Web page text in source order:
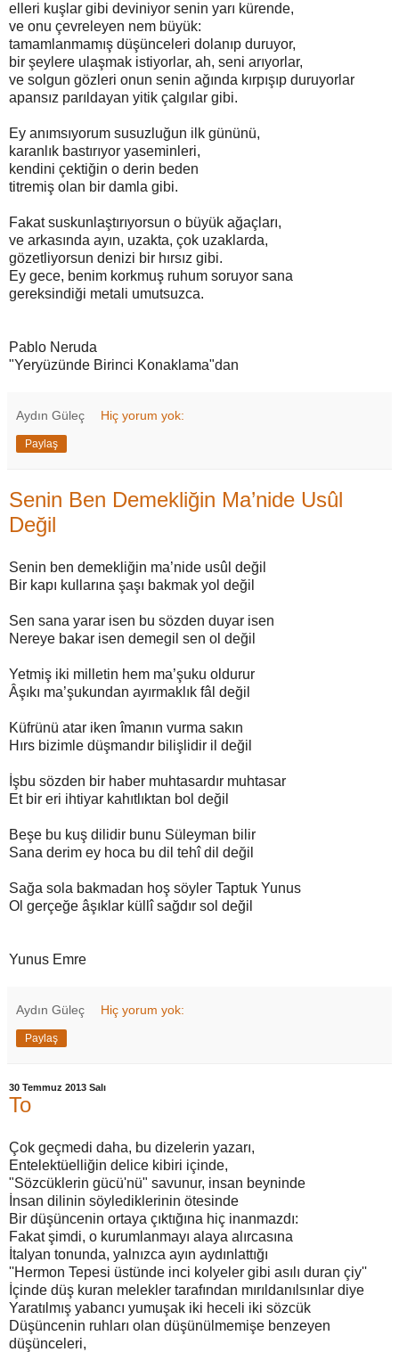
elleri kuşlar gibi deviniyor senin yarı kürende,
ve onu çevreleyen nem büyük:
tamamlanmamış düşünceleri dolanıp duruyor,
bir şeylere ulaşmak istiyorlar, ah, seni arıyorlar,
ve solgun gözleri onun senin ağında kırpışıp duruyorlar
apansız parıldayan yitik çalgılar gibi.
Ey anımsıyorum susuzluğun ilk gününü,
karanlık bastırıyor yaseminleri,
kendini çektiğin o derin beden
titremiş olan bir damla gibi.
Fakat suskunlaştırıyorsun o büyük ağaçları,
ve arkasında ayın, uzakta, çok uzaklarda,
gözetliyorsun denizi bir hırsız gibi.
Ey gece, benim korkmuş ruhum soruyor sana
gereksindiği metali umutsuzca.
Pablo Neruda
"Yeryüzünde Birinci Konaklama"dan
Aydın Güleç Hiç yorum yok:
Paylaş
Senin Ben Demekliğin Ma’nide Usûl
Değil
Senin ben demekliğin ma’nide usûl değil
Bir kapı kullarına şaşı bakmak yol değil
Sen sana yarar isen bu sözden duyar isen
Nereye bakar isen demegil sen ol değil
Yetmiş iki milletin hem ma’şuku oldurur
Âşıkı ma’şukundan ayırmaklık fâl değil
Küfrünü atar iken îmanın vurma sakın
Hırs bizimle düşmandır bilişlidir il değil
İşbu sözden bir haber muhtasardır muhtasar
Et bir eri ihtiyar kahıtlıktan bol değil
Beşe bu kuş dilidir bunu Süleyman bilir
Sana derim ey hoca bu dil tehî dil değil
Sağa sola bakmadan hoş söyler Taptuk Yunus
Ol gerçeğe âşıklar küllî sağdır sol değil
Yunus Emre
Aydın Güleç Hiç yorum yok:
Paylaş
30 Temmuz 2013 Salı
To
Çok geçmedi daha, bu dizelerin yazarı,
Entelektüelliğin delice kibiri içinde,
"Sözcüklerin gücü'nü" savunur, insan beyninde
İnsan dilinin söylediklerinin ötesinde
Bir düşüncenin ortaya çıktığına hiç inanmazdı:
Fakat şimdi, o kurumlanmayı alaya alırcasına
İtalyan tonunda, yalnızca ayın aydınlattığı
''Hermon Tepesi üstünde inci kolyeler gibi asılı duran çiy''
İçinde düş kuran melekler tarafından mırıldanılsınlar diye
Yaratılmış yabancı yumuşak iki heceli iki sözcük
Düşüncenin ruhları olan düşünülmemişe benzeyen
düşünceleri,